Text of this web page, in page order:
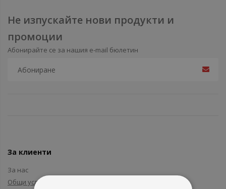
Не изпускайте нови продукти и
промоции
Абонирайте се за нашия e-mail бюлетин
За клиенти
За нас
Общи условия